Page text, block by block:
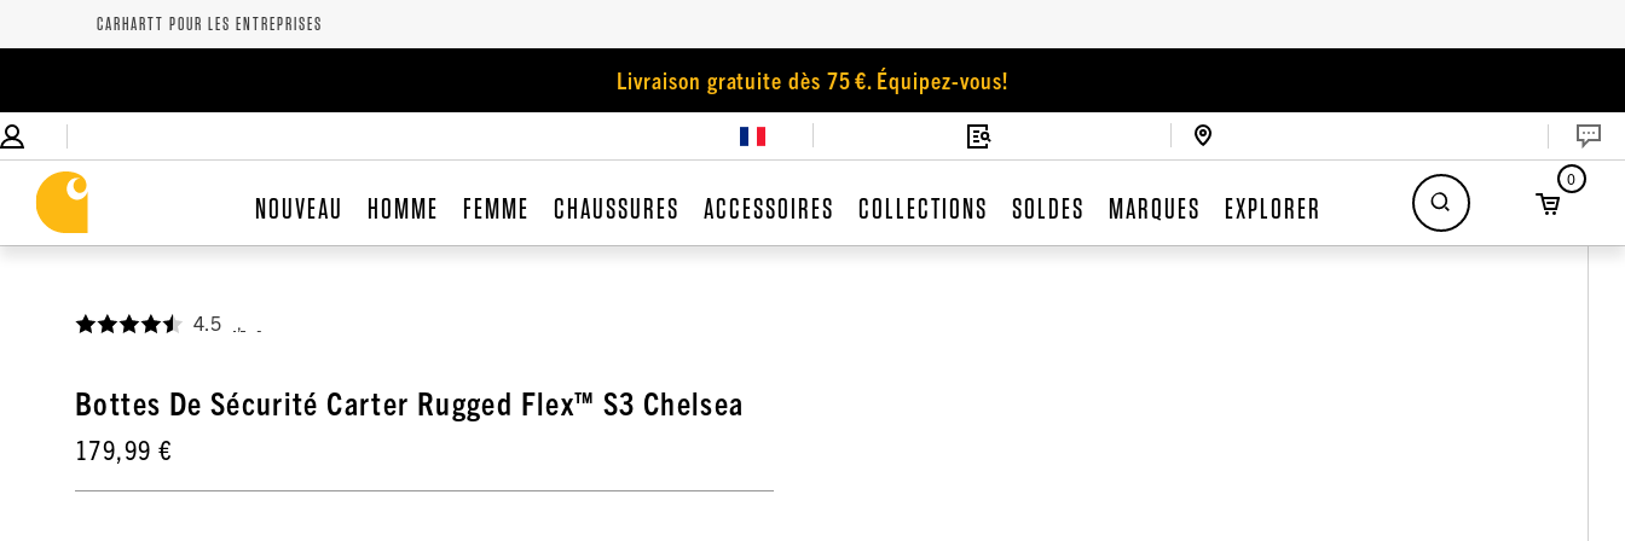
CARHARTT POUR LES ENTREPRISES
Livraison gratuite dès 75 €. Équipez-vous!
NOUVEAU HOMME FEMME CHAUSSURES ACCESSOIRES COLLECTIONS SOLDES MARQUES EXPLORER
0
4.5
Bottes De Sécurité Carter Rugged Flex™ S3 Chelsea
179,99 €